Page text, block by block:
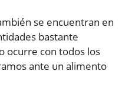
se encuentran en
bastante
ocurre con todos los
ante un alimento